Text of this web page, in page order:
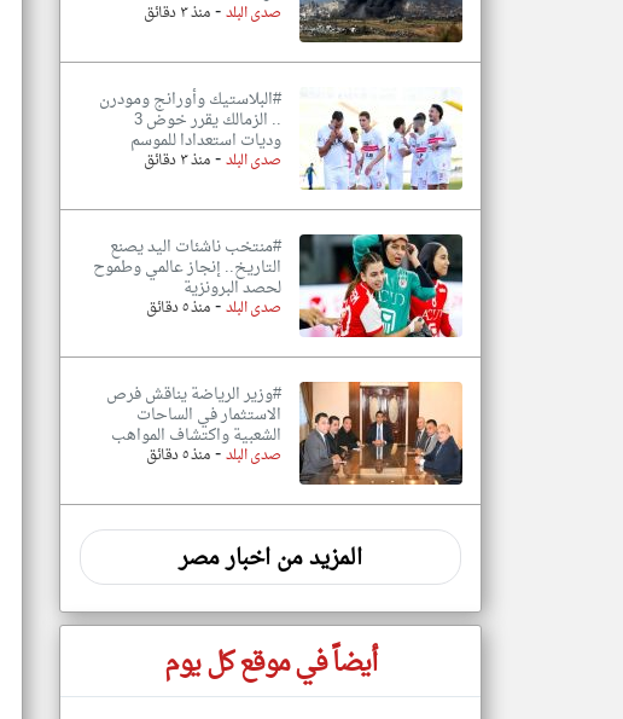
صدى البلد-منذ ٣ دقائق
#البلاستيك وأورانج ومودرن
.. الزمالك يقرر خوض 3
وديات استعدادا للموسم
صدى البلد-منذ ٣ دقائق
#منتخب ناشئات اليد يصنع
التاريخ.. إنجاز عالمي وطموح
لحصد البرونزية
صدى البلد-منذ ٥ دقائق
#وزير الرياضة يناقش فرص
الاستثمار في الساحات
الشعبية واكتشاف المواهب
صدى البلد-منذ ٥ دقائق
المزيد من اخبار مصر
أيضاً في موقع كل يوم